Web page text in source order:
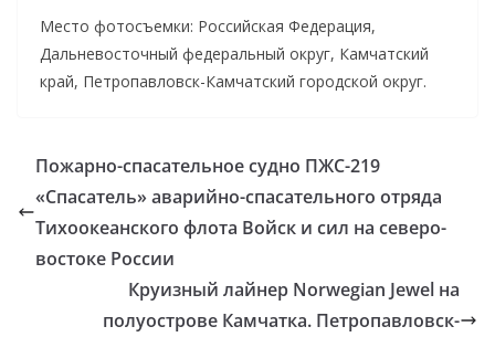
Место фотосъемки: Российская Федерация,
Дальневосточный федеральный округ, Камчатский
край, Петропавловск-Камчатский городской округ.
Пожарно-спасательное судно ПЖС-219
«Спасатель» аварийно-спасательного отряда
Тихоокеанского флота Войск и сил на северо-
востоке России
Круизный лайнер Norwegian Jewel на
полуострове Камчатка. Петропавловск-